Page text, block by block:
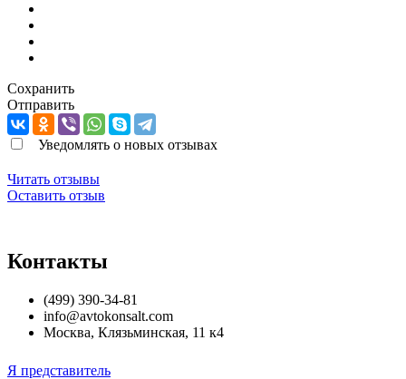
Сохранить
Отправить
Уведомлять о новых отзывах
Читать отзывы
Оставить отзыв
Контакты
(499) 390-34-81
info@avtokonsalt.com
Москва, Клязьминская, 11 к4
Я представитель